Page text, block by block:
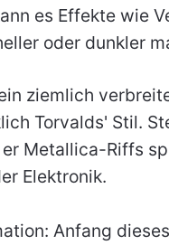
es Effekte wie
oder dunkler
ziemlich
Torvalds' Stil.
Metallica-Riffs
Elektronik.
Anfang